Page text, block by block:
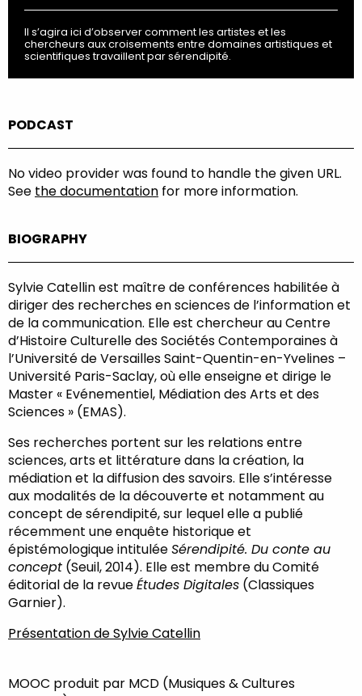
Il s’agira ici d’observer comment les artistes et les
chercheurs aux croisements entre domaines artistiques et
scientifiques travaillent par sérendipité.
PODCAST
No video provider was found to handle the given URL.
See the documentation for more information.
BIOGRAPHY
Sylvie Catellin est maître de conférences habilitée à
diriger des recherches en sciences de l’information et
de la communication. Elle est chercheur au Centre
d’Histoire Culturelle des Sociétés Contemporaines à
l’Université de Versailles Saint-Quentin-en-Yvelines –
Université Paris-Saclay, où elle enseigne et dirige le
Master « Evénementiel, Médiation des Arts et des
Sciences » (EMAS).
Ses recherches portent sur les relations entre
sciences, arts et littérature dans la création, la
médiation et la diffusion des savoirs. Elle s’intéresse
aux modalités de la découverte et notamment au
concept de sérendipité, sur lequel elle a publié
récemment une enquête historique et
épistémologique intituléeSérendipité. Du conte au
concept (Seuil, 2014). Elle est membre du Comité
éditorial de la revueÉtudes Digitales (Classiques
Garnier).
Présentation de Sylvie Catellin
MOOC produit par MCD (Musiques & Cultures